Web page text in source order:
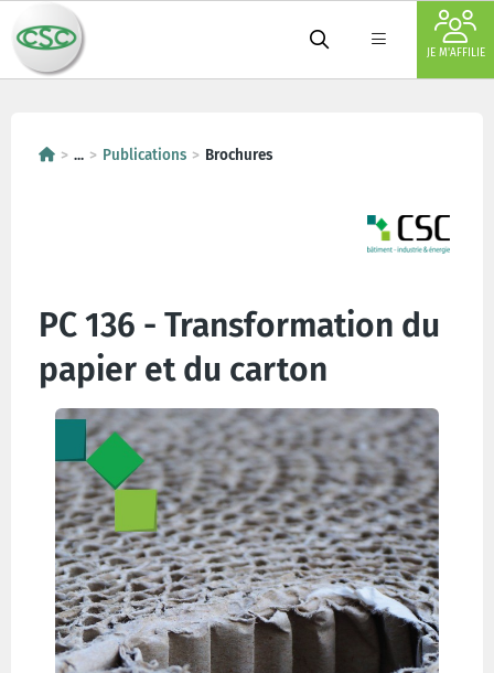
JE M'AFFILIE
... Publications Brochures
PC 136 - Transformation du
papier et du carton